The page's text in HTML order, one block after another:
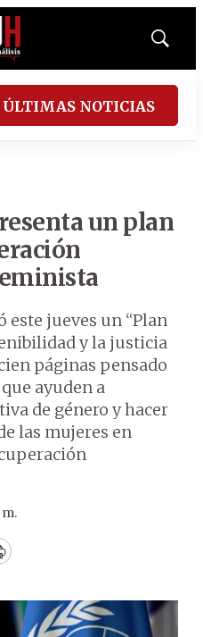
Mostrar
ÚLTIMAS NOTICIAS
un plan
este jueves un “Plan
y la justicia
páginas pensado
ayuden a
de género y hacer
las mujeres en